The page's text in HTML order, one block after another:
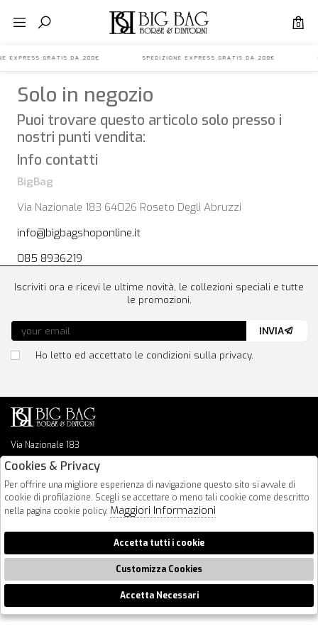
0
EXPRESS GRATIS DA 200€ SPEDIZIONE EXPRESS GRATIS DA
Solo in negozio
Puoi trovare questo articolo solo presso i
nostri punti vendita:
Info contatti
BigBag
Via Nazionale 183 64026 Roseto Degli Abruzzi
info@bigbagshoponline.it
085 8936219
Via Nazionale 183
64026 Roseto Degli Abruzzi
info@bigbagshoponline.it
follow us
Iscriviti ora e ricevi le ultime novità, le collezioni speciali e tutte
le promozioni.
Ho letto ed accettato le condizioni sulla privacy.
INVIA
2026 BigBag - P.iva : 00916940679 Powered by
🍪
Cookies & Privacy
Per offrire una migliore esperienza di navigazione questo sito si avvale di
cookie di profilazione. Scegli se accettare o meno tali cookie come descritto
nella pagina cookie policy. Maggiori Informazioni
Accetta tutti i cookie
Customizza Cookies
Accetta Necessari